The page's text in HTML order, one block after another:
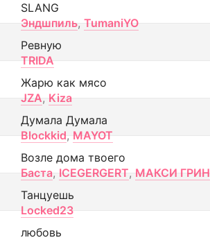
SLANG
Эндшпиль, TumaniYO
Ревную
TRIDA
Жарю как мясо
JZA, Kiza
Думала Думала
Blockkid, MAYOT
Возле дома твоего
Баста, ICEGERGERT, МАКСИ ГРИН
Танцуешь
Locked23
любовь